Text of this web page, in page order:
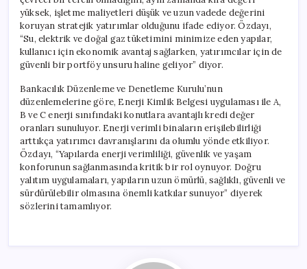
yüksek, işletme maliyetleri düşük ve uzun vadede değerini
koruyan stratejik yatırımlar olduğunu ifade ediyor. Özdayı,
“Su, elektrik ve doğal gaz tüketimini minimize eden yapılar,
kullanıcı için ekonomik avantaj sağlarken, yatırımcılar için de
güvenli bir portföy unsuru haline geliyor” diyor.
Bankacılık Düzenleme ve Denetleme Kurulu’nun
düzenlemelerine göre, Enerji Kimlik Belgesi uygulaması ile A,
B ve C enerji sınıfındaki konutlara avantajlı kredi değer
oranları sunuluyor. Enerji verimli binaların erişilebilirliği
arttıkça yatırımcı davranışlarını da olumlu yönde etkiliyor.
Özdayı, “Yapılarda enerji verimliliği, güvenlik ve yaşam
konforunun sağlanmasında kritik bir rol oynuyor. Doğru
yalıtım uygulamaları, yapıların uzun ömürlü, sağlıklı, güvenli ve
sürdürülebilir olmasına önemli katkılar sunuyor” diyerek
sözlerini tamamlıyor.